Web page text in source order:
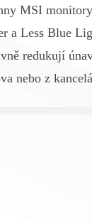
MSI
a Less Blue
redukují
nebo z